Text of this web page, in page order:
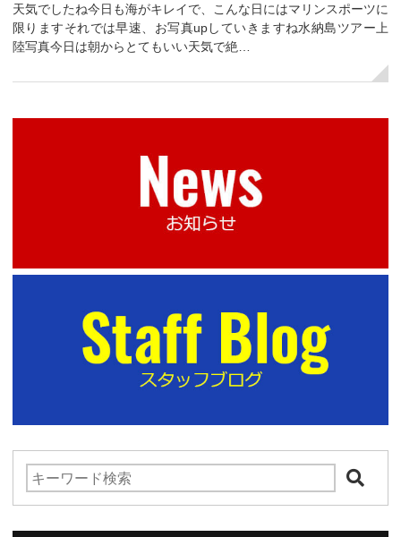
天気でしたね今日も海がキレイで、こんな日にはマリンスポーツに
限りますそれでは早速、お写真upしていきますね水納島ツアー上
陸写真今日は朝からとてもいい天気で絶…